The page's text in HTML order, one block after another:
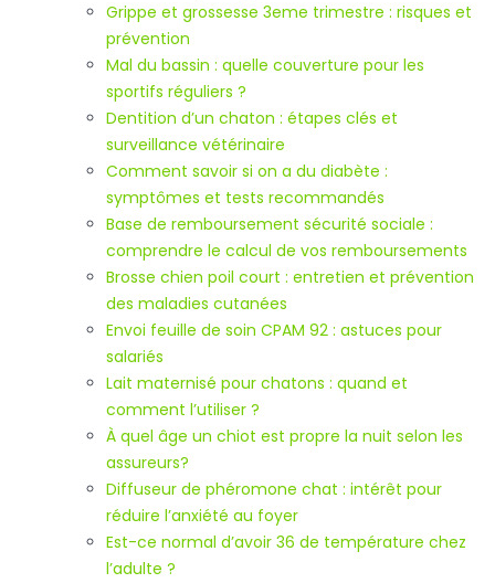
Grippe et grossesse 3eme trimestre : risques et
prévention
Mal du bassin : quelle couverture pour les
sportifs réguliers ?
Dentition d’un chaton : étapes clés et
surveillance vétérinaire
Comment savoir si on a du diabète :
symptômes et tests recommandés
Base de remboursement sécurité sociale :
comprendre le calcul de vos remboursements
Brosse chien poil court : entretien et prévention
des maladies cutanées
Envoi feuille de soin CPAM 92 : astuces pour
salariés
Lait maternisé pour chatons : quand et
comment l’utiliser ?
À quel âge un chiot est propre la nuit selon les
assureurs?
Diffuseur de phéromone chat : intérêt pour
réduire l’anxiété au foyer
Est-ce normal d’avoir 36 de température chez
l’adulte ?